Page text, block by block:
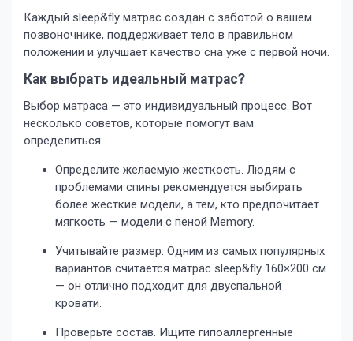
Каждый sleep&fly матрас создан с заботой о вашем
позвоночнике, поддерживает тело в правильном
положении и улучшает качество сна уже с первой ночи.
Как выбрать идеальный матрас?
Выбор матраса — это индивидуальный процесс. Вот
несколько советов, которые помогут вам
определиться:
Определите желаемую жесткость. Людям с
проблемами спины рекомендуется выбирать
более жесткие модели, а тем, кто предпочитает
мягкость — модели с пеной Memory.
Учитывайте размер. Одним из самых популярных
вариантов считается матрас sleep&fly 160×200 см
— он отлично подходит для двуспальной
кровати.
Проверьте состав. Ищите гипоаллергенные